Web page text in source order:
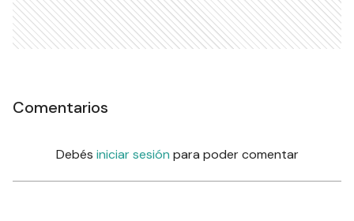
Comentarios
Debés iniciar sesión para poder comentar